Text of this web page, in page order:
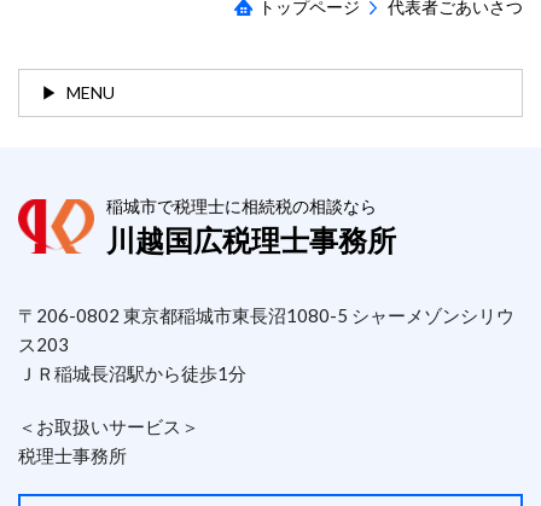
トップページ 代表者ごあいさつ
MENU
稲城市で税理士に相続税の相談なら
川越国広税理士事務所
〒206-0802 東京都稲城市東長沼1080-5 シャーメゾンシリウ
ス203
ＪＲ稲城長沼駅から徒歩1分
＜お取扱いサービス＞
税理士事務所